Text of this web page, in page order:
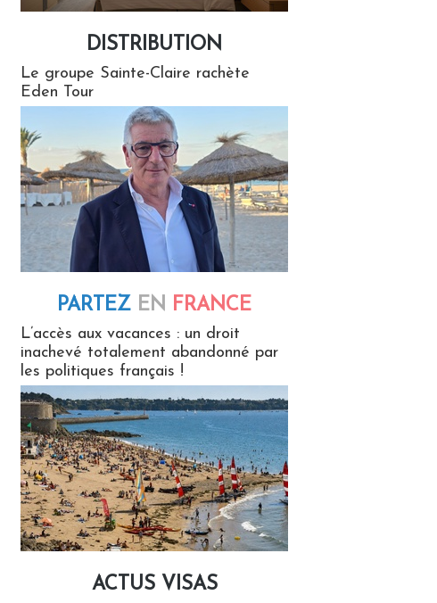
DISTRIBUTION
Le groupe Sainte-Claire rachète
Eden Tour
PARTEZ EN FRANCE
L’accès aux vacances : un droit
inachevé totalement abandonné par
les politiques français !
ACTUS VISAS